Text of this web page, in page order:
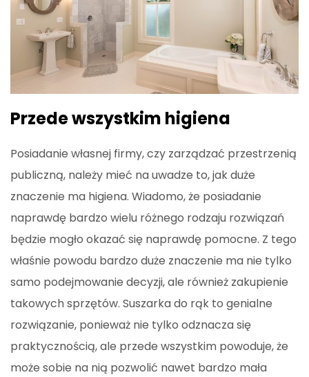
Przede wszystkim higiena
Posiadanie własnej firmy, czy zarządzać przestrzenią
publiczną, należy mieć na uwadze to, jak duże
znaczenie ma higiena. Wiadomo, że posiadanie
naprawdę bardzo wielu różnego rodzaju rozwiązań
będzie mogło okazać się naprawdę pomocne. Z tego
właśnie powodu bardzo duże znaczenie ma nie tylko
samo podejmowanie decyzji, ale również zakupienie
takowych sprzętów. Suszarka do rąk to genialne
rozwiązanie, ponieważ nie tylko odznacza się
praktycznością, ale przede wszystkim powoduje, że
może sobie na nią pozwolić nawet bardzo mała